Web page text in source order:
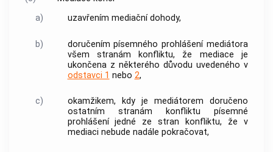
a)
uzavřením mediační dohody,
b)
doručením písemného prohlášení mediátora
všem stranám konfliktu, že mediace je
ukončena z některého důvodu uvedeného v
odstavci 1 nebo 2,
c) okamžikem, kdy je mediátorem doručeno
ostatním stranám konfliktu písemné
prohlášení jedné ze stran konfliktu, že v
mediaci nebude nadále pokračovat,